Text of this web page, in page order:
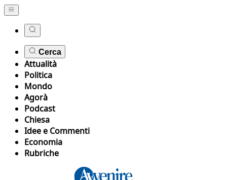
Cerca
Attualità
Politica
Mondo
Agorà
Podcast
Chiesa
Idee e Commenti
Economia
Rubriche